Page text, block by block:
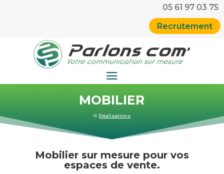
05 61 97 03 75
Recrutement
MOBILIER
ᐊ Réalisations
Mobilier sur mesure pour vos
espaces de vente.